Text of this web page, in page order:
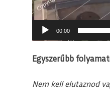
00:00
Egyszerűbb
Nem kell elutaznod